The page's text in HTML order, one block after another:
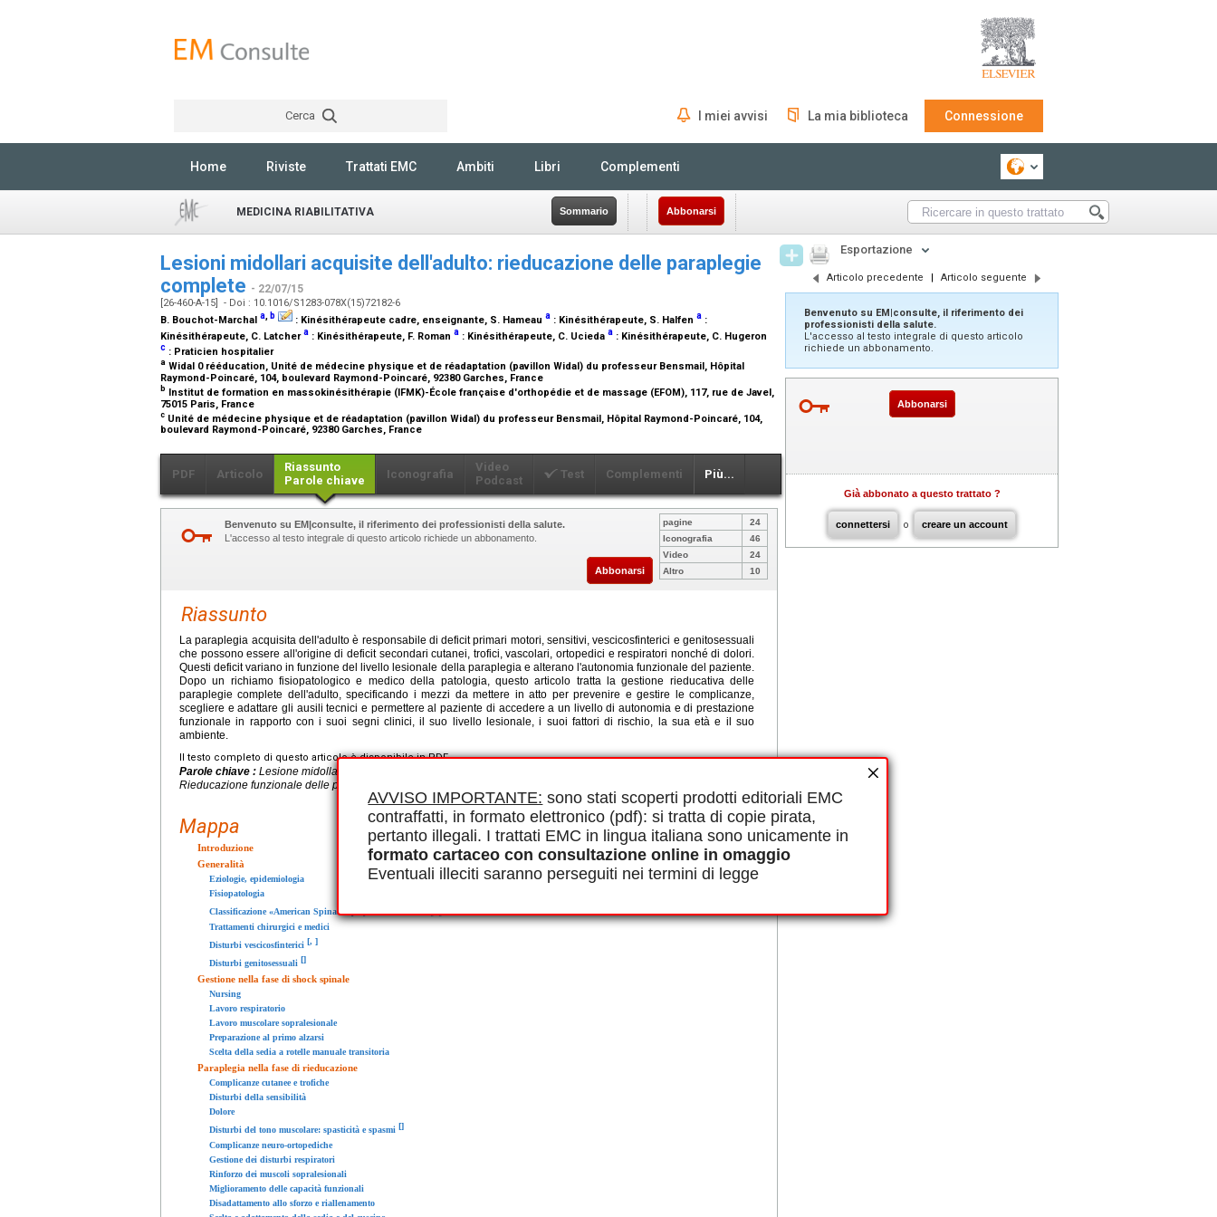
AVVISO IMPORTANTE: sono stati scoperti prodotti editoriali EMC
contraffatti, in formato elettronico (pdf): si tratta di copie pirata,
pertanto illegali. I trattati EMC in lingua italiana sono unicamente in
formato cartaceo con consultazione online in omaggio
Eventuali illeciti saranno perseguiti nei termini di legge
Cerca I miei avvisi La mia biblioteca Connessione
Home Riviste Trattati EMC Ambiti Libri Complementi
MEDICINA RIABILITATIVA Sommario Abbonarsi
Lesioni midollari acquisite dell'adulto: rieducazione delle paraplegie
complete - 22/07/15
[26-460-A-15] - Doi : 10.1016/S1283-078X(15)72182-6
B. Bouchot-Marchal a, b : Kinésithérapeute cadre, enseignante, S. Hameau a : Kinésithérapeute, S. Halfen a :
Kinésithérapeute, C. Latchera : Kinésithérapeute, F. Roman a : Kinésithérapeute, C. Ucieda a : Kinésithérapeute, C. Hugeron
c : Praticien hospitalier
a Widal 0 rééducation, Unité de médecine physique et de réadaptation (pavillon Widal) du professeur Bensmail, Hôpital
Raymond-Poincaré, 104, boulevard Raymond-Poincaré, 92380 Garches, France
b Institut de formation en massokinésithérapie (IFMK)-École française d'orthopédie et de massage (EFOM), 117, rue de Javel,
75015 Paris, France
c Unité de médecine physique et de réadaptation (pavillon Widal) du professeur Bensmail, Hôpital Raymond-Poincaré, 104,
boulevard Raymond-Poincaré, 92380 Garches, France
PDF Articolo
Riassunto
Parole chiave
Iconografia
Video
Podcast
Test Complementi Più...
Benvenuto su EM|consulte, il riferimento dei professionisti della salute.
L'accesso al testo integrale di questo articolo richiede un abbonamento.
Abbonarsi
pagine
24
Iconografia
46
Video
24
Altro
10
Riassunto
La paraplegia acquisita dell'adulto è responsabile di deficit primari motori, sensitivi, vescicosfinterici e genitosessuali
che possono essere all'origine di deficit secondari cutanei, trofici, vascolari, ortopedici e respiratori nonché di dolori.
Questi deficit variano in funzione del livello lesionale della paraplegia e alterano l'autonomia funzionale del paziente.
Dopo un richiamo fisiopatologico e medico della patologia, questo articolo tratta la gestione rieducativa delle
paraplegie complete dell'adulto, specificando i mezzi da mettere in atto per prevenire e gestire le complicanze,
scegliere e adattare gli ausili tecnici e permettere al paziente di accedere a un livello di autonomia e di prestazione
funzionale in rapporto con i suoi segni clinici, il suo livello lesionale, i suoi fattori di rischio, la sua età e il suo
ambiente.
Il testo completo di questo articolo è disponibile in PDF.
Parole chiave : Lesione midollare, Paraplegia completa, Prevenzione delle complicanze delle paraplegie complete,
Rieducazione funzionale delle paraplegie complete, Riallenamento allo sforzo, Qualità di vita
Mappa
Introduzione
Generalità
Eziologie, epidemiologia
Fisiopatologia
Classificazione «American Spinal Injury Association» () ()
Trattamenti chirurgici e medici
Disturbi vescicosfinterici [, ]
Disturbi genitosessuali []
Gestione nella fase di shock spinale
Nursing
Lavoro respiratorio
Lavoro muscolare sopralesionale
Preparazione al primo alzarsi
Scelta della sedia a rotelle manuale transitoria
Paraplegia nella fase di rieducazione
Complicanze cutanee e trofiche
Disturbi della sensibilità
Dolore
Disturbi del tono muscolare: spasticità e spasmi []
Complicanze neuro-ortopediche
Gestione dei disturbi respiratori
Rinforzo dei muscoli sopralesionali
Miglioramento delle capacità funzionali
Disadattamento allo sforzo e riallenamento
Esportazione
Articolo precedente | Articolo seguente
Benvenuto su EM|consulte, il riferimento dei
professionisti della salute.
L'accesso al testo integrale di questo articolo
richiede un abbonamento.
Abbonarsi
Già abbonato a questo trattato ?
connettersi o creare un account